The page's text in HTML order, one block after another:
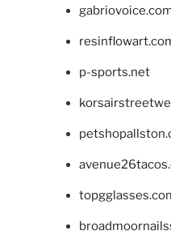
p-sports.net